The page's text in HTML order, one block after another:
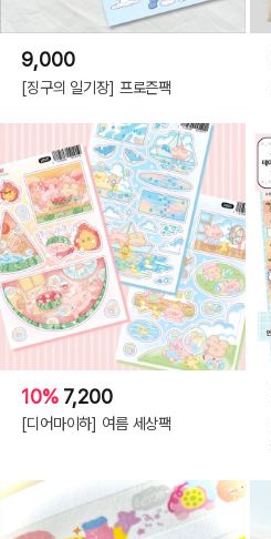
9,000
[징구의 일기장] 프로즌팩
10% 7,200
[디어마이하] 여름 세상팩